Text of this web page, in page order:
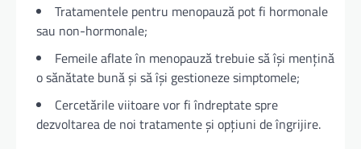
Tratamentele pentru menopauză pot fi hormonale
sau non-hormonale;
Femeile aflate în menopauză trebuie să își mențină
o sănătate bună și să își gestioneze simptomele;
Cercetările viitoare vor fi îndreptate spre
dezvoltarea de noi tratamente și opțiuni de îngrijire.